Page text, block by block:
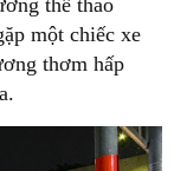
thể thao
một chiếc xe
thơm hấp